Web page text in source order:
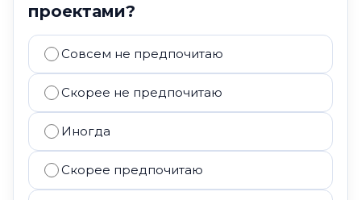
проектами?
Совсем не предпочитаю
Скорее не предпочитаю
Иногда
Скорее предпочитаю